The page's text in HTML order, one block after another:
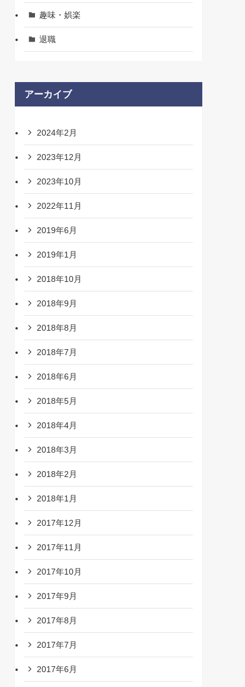
趣味・娯楽
退職
アーカイブ
2024年2月
2023年12月
2023年10月
2022年11月
2019年6月
2019年1月
2018年10月
2018年9月
2018年8月
2018年7月
2018年6月
2018年5月
2018年4月
2018年3月
2018年2月
2018年1月
2017年12月
2017年11月
2017年10月
2017年9月
2017年8月
2017年7月
2017年6月